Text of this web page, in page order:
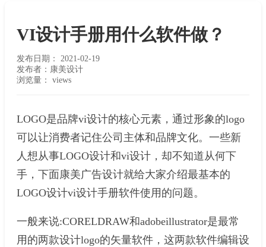
VI设计手册用什么软件做？
发布日期： 2021-02-19
发布者：康美设计
浏览量： views
LOGO是品牌vi设计的核心元素，通过形象的logo
可以让消费者记住公司主体和品牌文化。一些新
人想从事LOGO设计和vi设计，却不知道从何下
手，下面康美广告设计就给大家介绍最基本的
LOGO设计vi设计手册软件使用的问题。
一般来说:CORELDRAW和adobeillustrator是最常
用的两款设计logo的矢量软件，这两款软件编辑设